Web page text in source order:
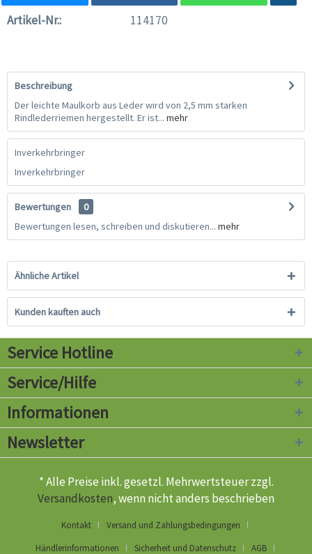
Artikel-Nr.: 114170
Beschreibung
Der leichte Maulkorb aus Leder wird von 2,5 mm starken
Rindlederriemen hergestellt. Er ist... mehr
Inverkehrbringer
Inverkehrbringer
Bewertungen
0
Bewertungen lesen, schreiben und diskutieren... mehr
Ähnliche Artikel
Kunden kauften auch
Service Hotline
Service/Hilfe
Informationen
Newsletter
* Alle Preise inkl. gesetzl. Mehrwertsteuer zzgl.
Versandkosten, wenn nicht anders beschrieben
Kontakt
Versand und Zahlungsbedingungen
Händlerinformationen
Sicherheit und Datenschutz AGB